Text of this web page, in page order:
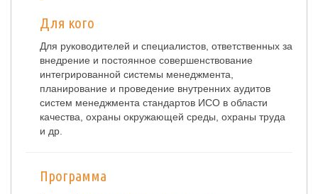
Для кого
Для руководителей и специалистов, ответственных за
внедрение и постоянное совершенствование
интегрированной системы менеджмента,
планирование и проведение внутренних аудитов
систем менеджмента стандартов ИСО в области
качества, охраны окружающей среды, охраны труда
и др.
Программа